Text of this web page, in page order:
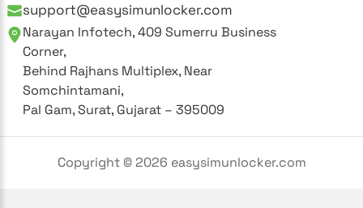
support@easysimunlocker.com
Narayan Infotech, 409 Sumerru Business
Corner,
Behind Rajhans Multiplex, Near
Somchintamani,
Pal Gam, Surat, Gujarat – 395009
Copyright ©2026 easysimunlocker.com